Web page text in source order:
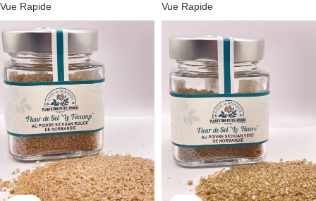
Vue Rapide
Vue Rapide